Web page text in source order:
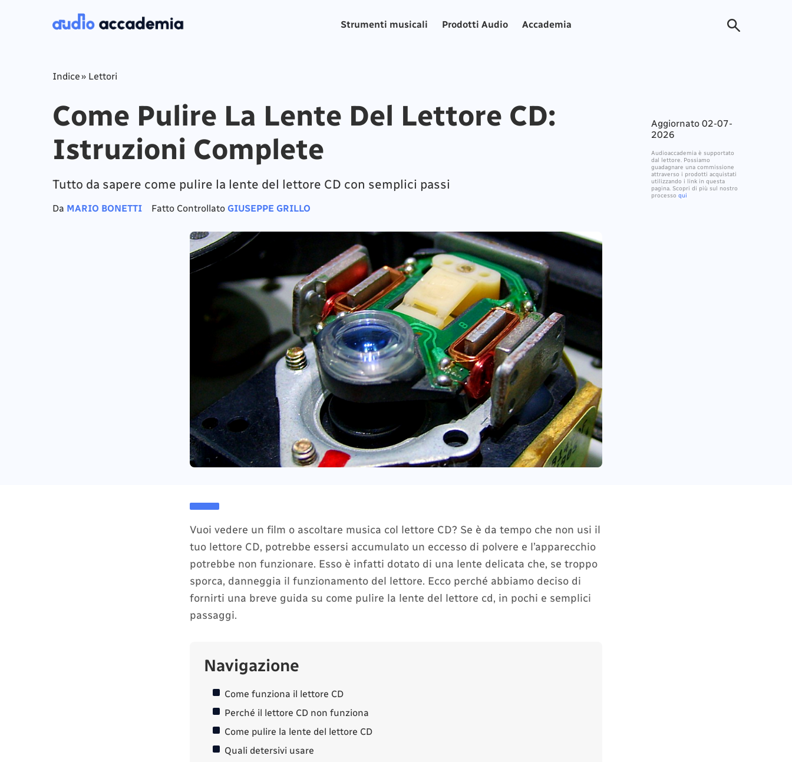
Strumenti musicali Prodotti Audio Accademia
Indice» Lettori
Come Pulire La Lente Del Lettore CD:
Istruzioni Complete
Tutto da sapere come pulire la lente del lettore CD con semplici passi
Da MARIO BONETTI Fatto Controllato GIUSEPPE GRILLO
Aggiornato 02-07-
2026
Audioaccademia è supportato
dal lettore. Possiamo
guadagnare una commissione
attraverso i prodotti acquistati
utilizzando i link in questa
pagina. Scopri di più sul nostro
processoqui
Vuoi vedere un film o ascoltare musica col lettore CD? Se è da tempo che non usi il
tuo lettore CD, potrebbe essersi accumulato un eccesso di polvere e l’apparecchio
potrebbe non funzionare. Esso è infatti dotato di una lente delicata che, se troppo
sporca, danneggia il funzionamento del lettore. Ecco perché abbiamo deciso di
fornirti una breve guida su come pulire la lente del lettore cd, in pochi e semplici
passaggi.
Navigazione
Come funziona il lettore CD
Perché il lettore CD non funziona
Come pulire la lente del lettore CD
Quali detersivi usare